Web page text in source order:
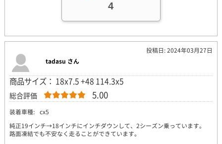
4
投稿日: 2024年03月27日
tadasu さん
商品サイズ： 18x7.5 +48 114.3x5
総合評価 5.00
装着車種: cx5
純正19インチ→18インチにインチダウンして、2シーズン乗っています。
路面凍結でも不安なく走ることができています。